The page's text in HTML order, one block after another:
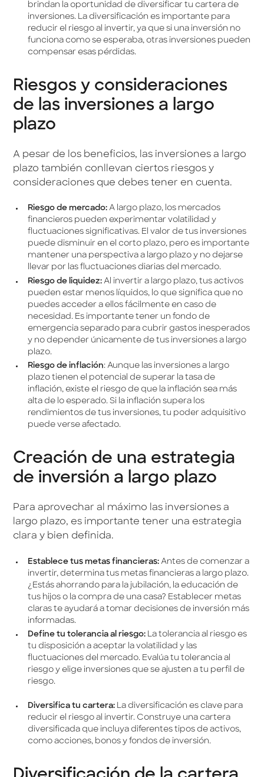
brindan la oportunidad de diversificar tu cartera de
inversiones. La diversificación es importante para
reducir el riesgo al invertir, ya que si una inversión no
funciona como se esperaba, otras inversiones pueden
compensar esas pérdidas.
Riesgos y consideraciones
de las inversiones a largo
plazo
A pesar de los beneficios, las inversiones a largo
plazo también conllevan ciertos riesgos y
consideraciones que debes tener en cuenta.
Riesgo de mercado:A largo plazo, los mercados
financieros pueden experimentar volatilidad y
fluctuaciones significativas. El valor de tus inversiones
puede disminuir en el corto plazo, pero es importante
mantener una perspectiva a largo plazo y no dejarse
llevar por las fluctuaciones diarias del mercado.
Riesgo de liquidez:Al invertir a largo plazo, tus activos
pueden estar menos líquidos, lo que significa que no
puedes acceder a ellos fácilmente en caso de
necesidad. Es importante tener un fondo de
emergencia separado para cubrir gastos inesperados
y no depender únicamente de tus inversiones a largo
plazo.
Riesgo de inflación: Aunque las inversiones a largo
plazo tienen el potencial de superar la tasa de
inflación, existe el riesgo de que la inflación sea más
alta de lo esperado. Si la inflación supera los
rendimientos de tus inversiones, tu poder adquisitivo
puede verse afectado.
Creación de una estrategia
de inversión a largo plazo
Para aprovechar al máximo las inversiones a
largo plazo, es importante tener una estrategia
clara y bien definida.
Establece tus metas financieras:Antes de comenzar a
invertir, determina tus metas financieras a largo plazo.
¿Estás ahorrando para la jubilación, la educación de
tus hijos o la compra de una casa? Establecer metas
claras te ayudará a tomar decisiones de inversión más
informadas.
Define tu tolerancia al riesgo:La tolerancia al riesgo es
tu disposición a aceptar la volatilidad y las
fluctuaciones del mercado. Evalúa tu tolerancia al
riesgo y elige inversiones que se ajusten a tu perfil de
riesgo.
Diversifica tu cartera:La diversificación es clave para
reducir el riesgo al invertir. Construye una cartera
diversificada que incluya diferentes tipos de activos,
como acciones, bonos y fondos de inversión.